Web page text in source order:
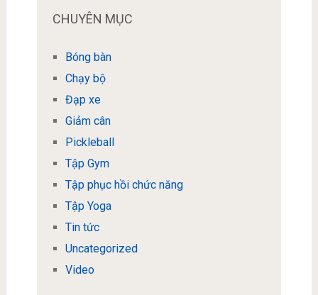
CHUYÊN MỤC
Bóng bàn
Chạy bộ
Đạp xe
Giảm cân
Pickleball
Tập Gym
Tập phục hồi chức năng
Tập Yoga
Tin tức
Uncategorized
Video